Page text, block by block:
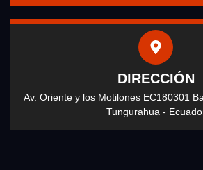
DIRECCIÓN
Av. Oriente y los Motilones EC180301
Tungurahua -